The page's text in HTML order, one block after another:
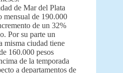
de Mar del Plata
mensual de 190.000
de un 32%
Por su parte un
misma ciudad tiene
160.000 pesos
de la temporada
a departamentos de